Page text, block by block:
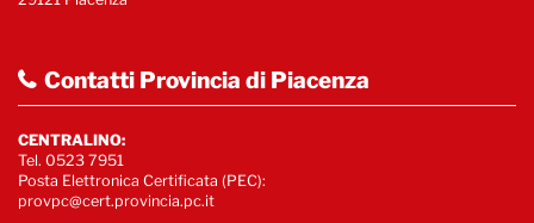
Contatti Provincia di Piacenza
CENTRALINO:
Tel. 0523 7951
Posta Elettronica Certificata (PEC):
provpc@cert.provincia.pc.it